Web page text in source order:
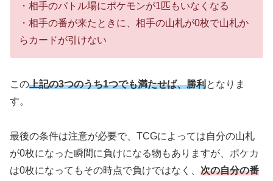
・相手のバトル場にポケモンが1匹もいなくなる
・相手の番が来たときに、相手の山札が0枚で山札か
らカードが引けない
この上記の3つのうち1つでも満たせば、勝利となりま
す。
最後の条件は注意が必要で、TCGによっては自分の山札
が0枚になった瞬間に負けになる物もありますが、ポケカ
は0枚になってもその時点で負けではなく、 次の自分の番